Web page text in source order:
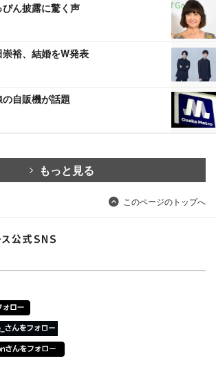
ん披露に驚く声
裕、結婚をW発表
自販機が話題
もっと見る
このページのトップへ